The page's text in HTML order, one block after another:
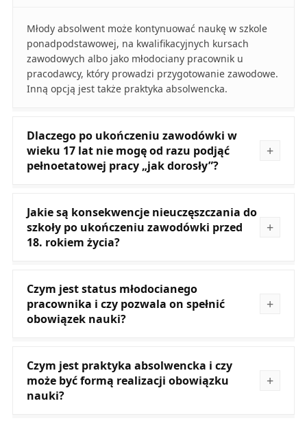
Młody absolwent może kontynuować naukę w szkole
ponadpodstawowej, na kwalifikacyjnych kursach
zawodowych albo jako młodociany pracownik u
pracodawcy, który prowadzi przygotowanie zawodowe.
Inną opcją jest także praktyka absolwencka.
Dlaczego po ukończeniu zawodówki w
wieku 17 lat nie mogę od razu podjąć
pełnoetatowej pracy „jak dorosły”?
Jakie są konsekwencje nieuczęszczania do
szkoły po ukończeniu zawodówki przed
18. rokiem życia?
Czym jest status młodocianego
pracownika i czy pozwala on spełnić
obowiązek nauki?
Czym jest praktyka absolwencka i czy
może być formą realizacji obowiązku
nauki?